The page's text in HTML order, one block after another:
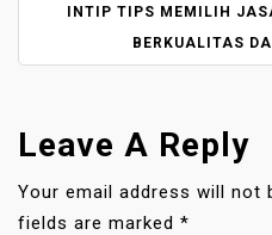
V
G
A
T
I
INTIP TIPS MEMILIH
BERKUALITAS
Leave A Reply
Your email address will not
fields are marked *